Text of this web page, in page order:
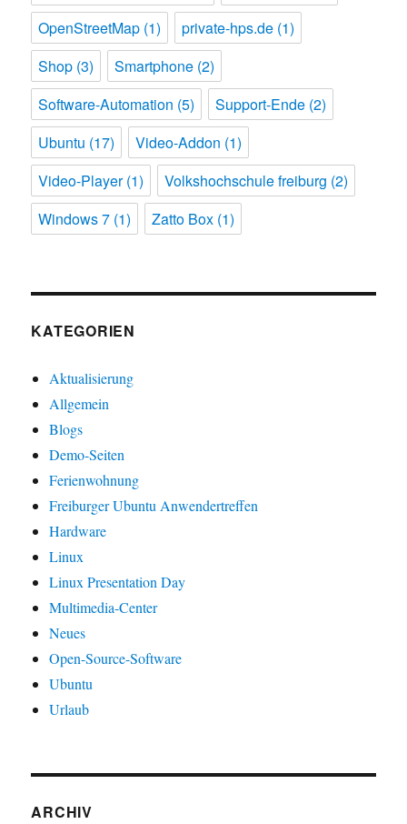
OpenStreetMap (1) private-hps.de (1)
Shop (3) Smartphone (2)
Software-Automation (5) Support-Ende (2)
Ubuntu (17) Video-Addon (1)
Video-Player(1) Volkshochschule freiburg (2)
Windows 7 (1) Zatto Box (1)
KATEGORIEN
Aktualisierung
Allgemein
Blogs
Demo-Seiten
Ferienwohnung
Freiburger Ubuntu Anwendertreffen
Hardware
Linux
Linux Presentation Day
Multimedia-Center
Neues
Open-Source-Software
Ubuntu
Urlaub
ARCHIV